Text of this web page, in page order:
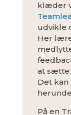
klæder
udvikle
Her
at sætte
Det kan
På en